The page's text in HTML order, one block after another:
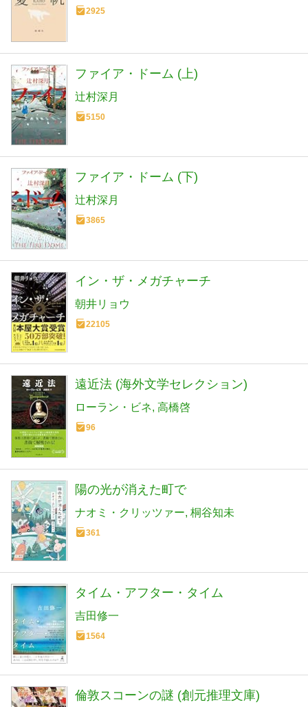
2925
ファイア・ドーム (上)
辻村深月
5150
ファイア・ドーム (下)
辻村深月
3865
イン・ザ・メガチャーチ
朝井リョウ
22105
遠近法 (海外文学セレクション)
ローラン・ビネ 高橋啓
96
陽の光が消えた町で
ナオミ・クリッツァー 桐谷知未
361
タイム・アフター・タイム
吉田修一
1564
倫敦スコーンの謎 (創元推理文庫)